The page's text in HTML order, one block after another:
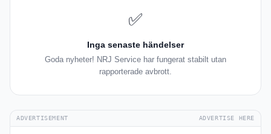
✅
Inga senaste händelser
Goda nyheter! NRJ Service har fungerat stabilt utan
rapporterade avbrott.
ADVERTISEMENT ADVERTISE HERE